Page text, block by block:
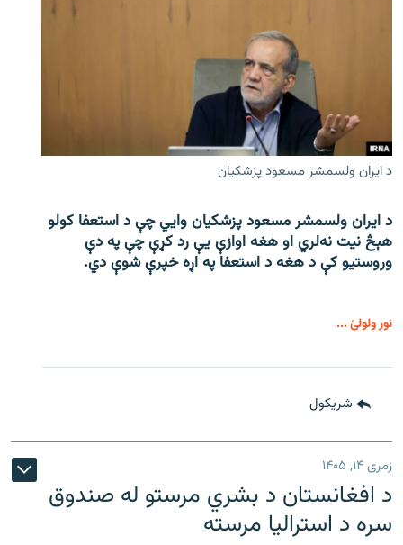
د ایران ولسمشر مسعود پزشکیان
د ایران ولسمشر مسعود پزشکیان وایي چې د استعفا کولو
هېڅ نیت نه‌لري او هغه اوازې یې رد کړې چې په دې
وروستیو کې د هغه د استعفا په اړه خپرې شوې دي.
نور ولولئ ...
شريکول
زمری ۱۴, ۱۴۰۵
د افغانستان د بشري مرستو له صندوق
سره د استرالیا مرسته